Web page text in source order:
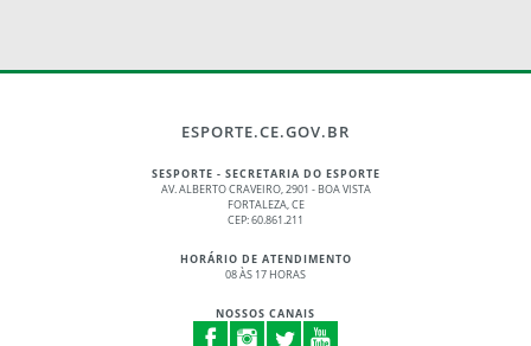
ESPORTE.CE.GOV.BR
SESPORTE - SECRETARIA DO ESPORTE
AV. ALBERTO CRAVEIRO, 2901 - BOA VISTA
FORTALEZA, CE
CEP: 60.861.211
HORÁRIO DE ATENDIMENTO
08 ÀS 17 HORAS
NOSSOS CANAIS